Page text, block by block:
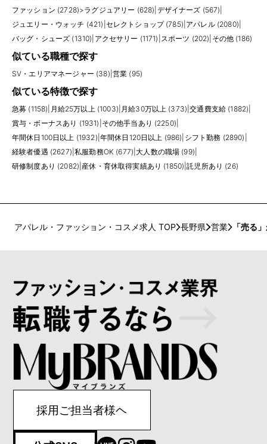
ファッション (2728)>ラグジュアリー (628) デザイナーズ (567)
ジュエリー・ウォッチ (421) セレクトショップ (785) アパレル (2080)
バッグ・シューズ (1310) アクセサリー (1171) スポーツ (202) その他 (186)
似ている職種で探す
SV・エリアマネージャー (38) 営業 (95)
似ている特徴で探す
急募 (1158) 月給25万以上 (1003) 月給30万以上 (373) |交通費支給 (1882)
賞与・ボーナスあり (1931) その他手当あり (2250)
年間休日100日以上 (1932) 年間休日120日以上 (986) シフト勤務 (2890)
経験者優遇 (2627) |私服勤務OK (677) |大人数の職場 (99)
研修制度あり (2082) 産休・育休取得実績あり (1850) |託児所あり (26)
アパレル・ファッション・コスメ求人 TOP 長野県 営業 「売る
採用ご担当者様ヘ